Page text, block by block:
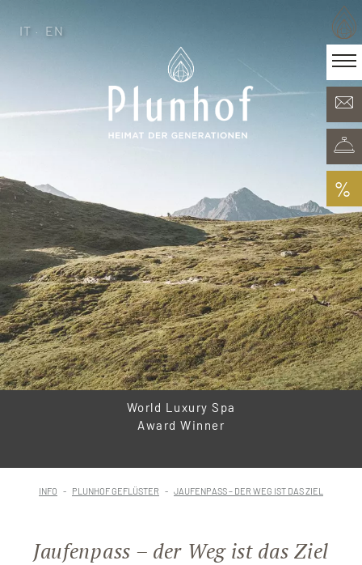
Heimat der Generationen
Zimmer & Angebote
Minera Acqua & Spa
Plunhof Erlebnisse
%
IT · EN
World Luxury Spa
Award Winner
INFO PLUNHOF GEFLÜSTER JAUFENPASS – DER WEG IST DAS ZIEL
Jaufenpass – der Weg ist das Ziel